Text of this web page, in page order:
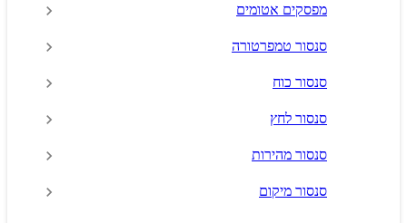
מפסקים אטומים
סנסור טמפרטורה
סנסור כוח
סנסור לחץ
סנסור מהירות
סנסור מיקום